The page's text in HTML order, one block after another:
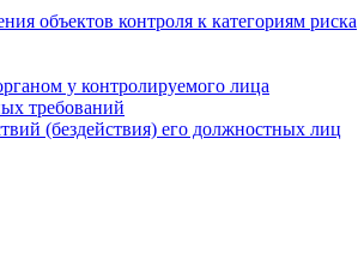
объектов контроля к категориям риска
у контролируемого лица
требований
(бездействия) его должностных лиц